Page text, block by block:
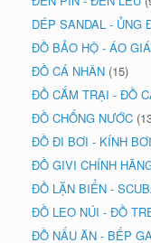
DÉP SANDAL - ỦNG
ĐỒ BẢO HỘ - ÁO
ĐỒ CÁ NHÂN (15)
ĐỒ CẮM TRẠI - ĐỒ
ĐỒ CHỐNG NƯỚC
ĐỒ ĐI BƠI - KÍNH BƠI
ĐỒ GIVI CHÍNH
ĐỒ LẶN BIỂN -
ĐỒ LEO NÚI - ĐỒ
ĐỒ NẤU ĂN - BẾP